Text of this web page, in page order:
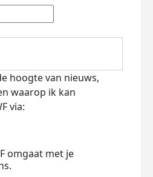
hoogte van nieuws,
waarop ik kan
via:
omgaat met je